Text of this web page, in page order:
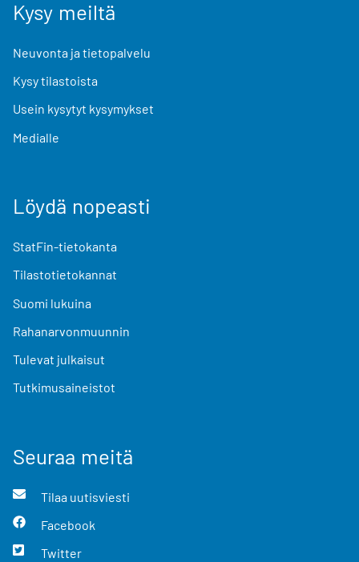
Kysy meiltä
Neuvonta ja tietopalvelu
Kysy tilastoista
Usein kysytyt kysymykset
Medialle
Löydä nopeasti
StatFin-tietokanta
Tilastotietokannat
Suomi lukuina
Rahanarvonmuunnin
Tulevat julkaisut
Tutkimusaineistot
Seuraa meitä
Tilaa uutisviesti
Facebook
Twitter